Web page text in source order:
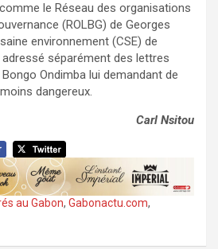
le Réseau des organisations
(ROLBG) de Georges
environnement (CSE) de
séparément des lettres
Ondimba lui demandant de
dangereux.
Carl Nsitou
au Gabon, Gabonactu.com,